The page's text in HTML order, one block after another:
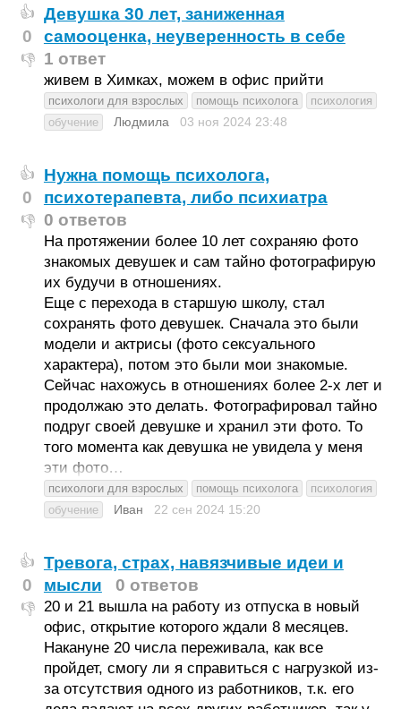
👍
0
👎
Девушка 30 лет, заниженная
самооценка, неуверенность в себе
1 ответ
живем в Химках, можем в офис прийти
психологи для взрослых помощь психолога
психология
обучение
Людмила 03 ноя 2024 23:48
👍
0
👎
Нужна помощь психолога,
психотерапевта, либо психиатра
0 ответов
На протяжении более 10 лет сохраняю фото
знакомых девушек и сам тайно фотографирую
их будучи в отношениях.
Еще с перехода в старшую школу, стал
сохранять фото девушек. Сначала это были
модели и актрисы (фото сексуального
характера), потом это были мои знакомые.
Сейчас нахожусь в отношениях более 2-х лет и
продолжаю это делать. Фотографировал тайно
подруг своей девушке и хранил эти фото. То
того момента как девушка не увидела у меня
эти фото…
психологи для взрослых помощь психолога
психология
обучение
Иван 22 сен 2024 15:20
👍
0
👎
Тревога, страх, навязчивые идеи и
мысли
0 ответов
20 и 21 вышла на работу из отпуска в новый
офис, открытие которого ждали 8 месяцев.
Накануне 20 числа переживала, как все
пройдет, смогу ли я справиться с нагрузкой из-
за отсутствия одного из работников, т.к. его